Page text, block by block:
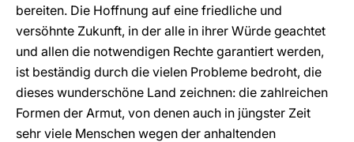
bereiten. Die Hoffnung auf eine friedliche und
versöhnte Zukunft, in der alle in ihrer Würde geachtet
und allen die notwendigen Rechte garantiert werden,
ist beständig durch die vielen Probleme bedroht, die
dieses wunderschöne Land zeichnen: die zahlreichen
Formen der Armut, von denen auch in jüngster Zeit
sehr viele Menschen wegen der anhaltenden